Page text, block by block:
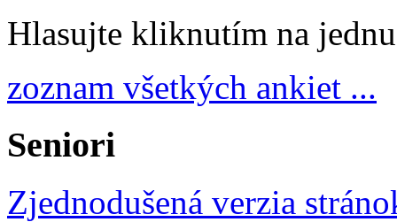
Hlasujte kliknutím na
zoznam všetkých ankiet ...
Seniori
Zjednodušená verzia